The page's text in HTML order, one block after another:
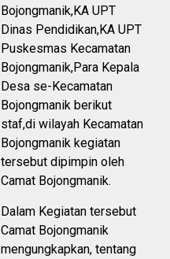
Bojongmanik,KA UPT
Dinas Pendidikan,KA UPT
Puskesmas Kecamatan
Bojongmanik,Para Kepala
Desa se-Kecamatan
Bojongmanik berikut
staf,di wilayah Kecamatan
Bojongmanik kegiatan
tersebut dipimpin oleh
Camat Bojongmanik.
Dalam Kegiatan tersebut
Camat Bojongmanik
mengungkapkan, tentang